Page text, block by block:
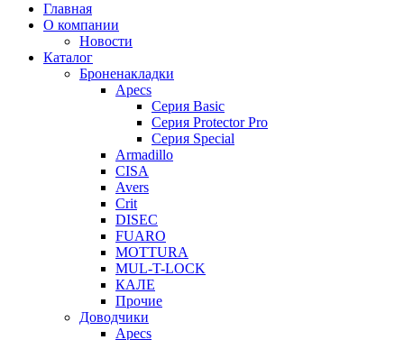
Главная
О компании
Новости
Каталог
Броненакладки
Apecs
Серия Basic
Серия Protector Pro
Серия Special
Armadillo
CISA
Avers
Crit
DISEC
FUARO
MOTTURA
MUL-T-LOCK
КАЛЕ
Прочие
Доводчики
Apecs